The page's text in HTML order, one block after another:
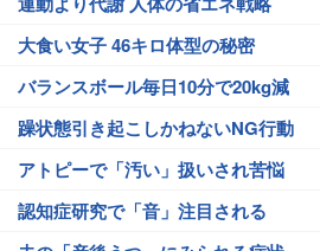
大食い女子 46キロ体型の秘密
バランスボール毎日10分で20kg減
躁状態引き起こしかねないNG行動
アトピーで「汚い」扱いされ苦悩
認知症研究で「音」注目される